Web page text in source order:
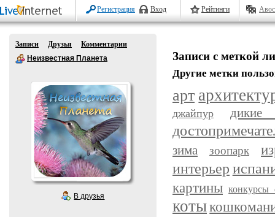
Регистрация Вход Рейтинги
Записи Друзья
Комментарии
Неизвестная Планета
В друзья
Записи с меткой
Другие метки
арт
джайпур дикие
зима зоопарк
интерьер
картины конкурсы
коты